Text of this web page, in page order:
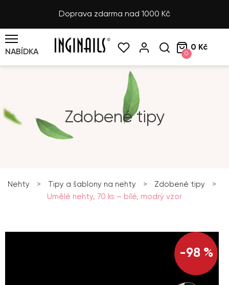
Doprava zdarma nad 1000 Kč
NABÍDKA 0
0 Kč
Zdobené tipy
Nehty > Tipy a šablony na nehty > Zdobené tipy
>
Umělé nehty, 70 ks – bílé, modrý vzor
-98 %